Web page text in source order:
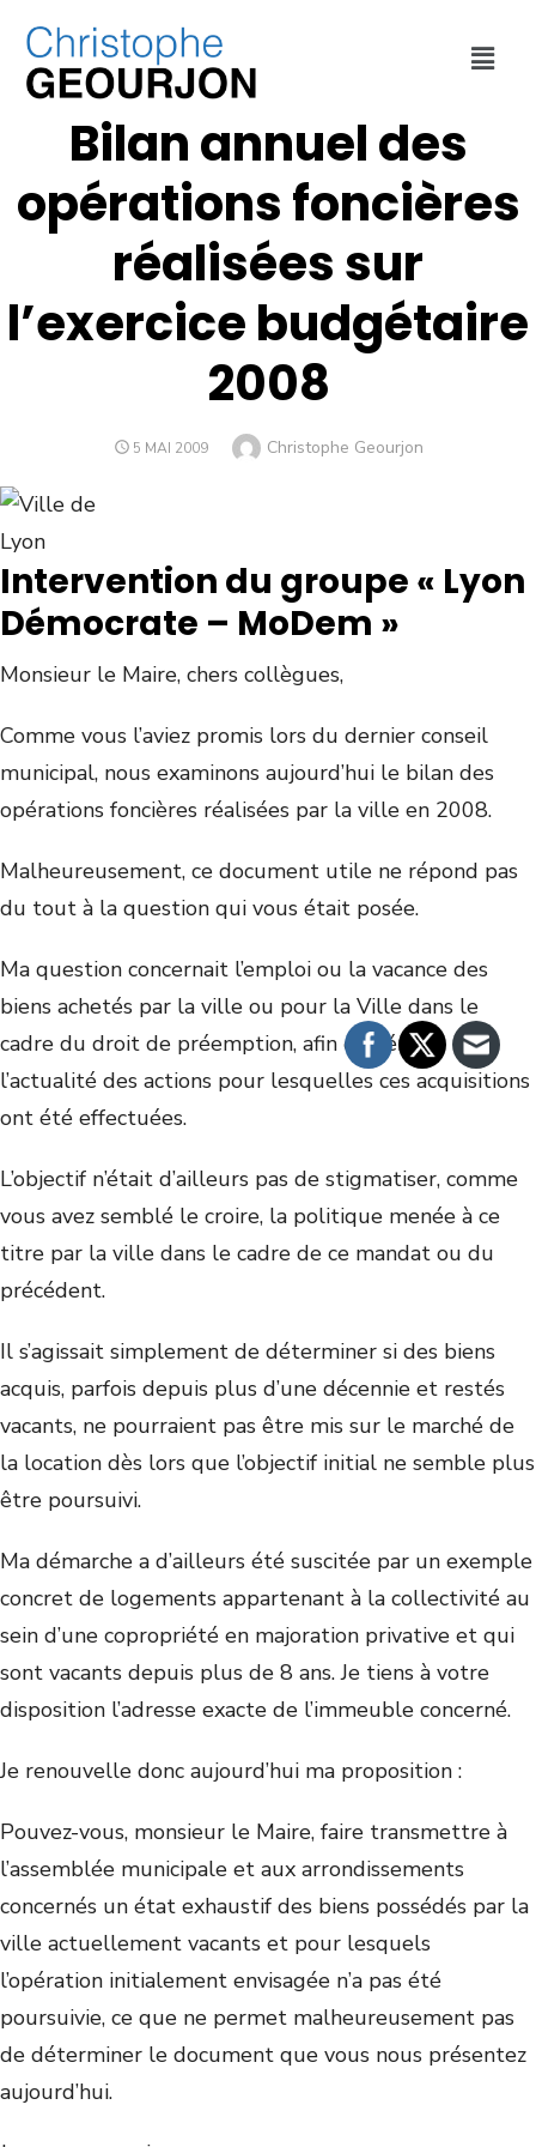
URBANISME
Bilan annuel des
opérations foncières
réalisées sur
l’exercice budgétaire
2008
5 MAI 2009 Christophe Geourjon
Intervention du groupe « Lyon
Démocrate – MoDem »
Monsieur le Maire, chers collègues,
Comme vous l’aviez promis lors du dernier conseil
municipal, nous examinons aujourd’hui le bilan des
opérations foncières réalisées par la ville en 2008.
Malheureusement, ce document utile ne répond pas
du tout à la question qui vous était posée.
Ma question concernait l’emploi ou la vacance des
biens achetés par la ville ou pour la Ville dans le
cadre du droit de préemption, afin de vérifier
l’actualité des actions pour lesquelles ces acquisitions
ont été effectuées.
L’objectif n’était d’ailleurs pas de stigmatiser, comme
vous avez semblé le croire, la politique menée à ce
titre par la ville dans le cadre de ce mandat ou du
précédent.
Il s’agissait simplement de déterminer si des biens
acquis, parfois depuis plus d’une décennie et restés
vacants, ne pourraient pas être mis sur le marché de
la location dès lors que l’objectif initial ne semble plus
être poursuivi.
Ma démarche a d’ailleurs été suscitée par un exemple
concret de logements appartenant à la collectivité au
sein d’une copropriété en majoration privative et qui
sont vacants depuis plus de 8 ans. Je tiens à votre
disposition l’adresse exacte de l’immeuble concerné.
Je renouvelle donc aujourd’hui ma proposition :
Pouvez-vous, monsieur le Maire, faire transmettre à
l’assemblée municipale et aux arrondissements
concernés un état exhaustif des biens possédés par la
ville actuellement vacants et pour lesquels
l’opération initialement envisagée n’a pas été
poursuivie, ce que ne permet malheureusement pas
de déterminer le document que vous nous présentez
aujourd’hui.